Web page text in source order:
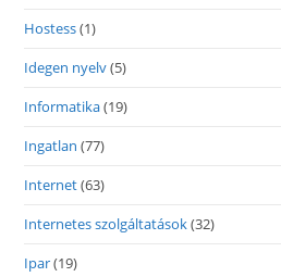
Hostess(1)
Idegen nyelv(5)
Informatika(19)
Ingatlan (77)
Internet(63)
Internetes szolgáltatások(32)
Ipar(19)